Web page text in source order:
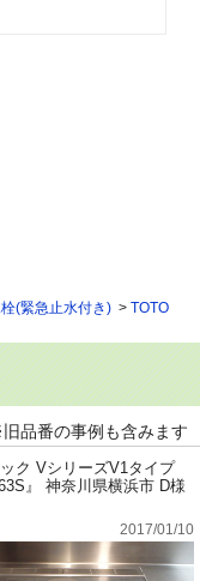
(緊急止水付き)
TOTO
品番の事例も含みます
ク VシリーズV1タイプ
』 神奈川県横浜市 D様
2017/01/10